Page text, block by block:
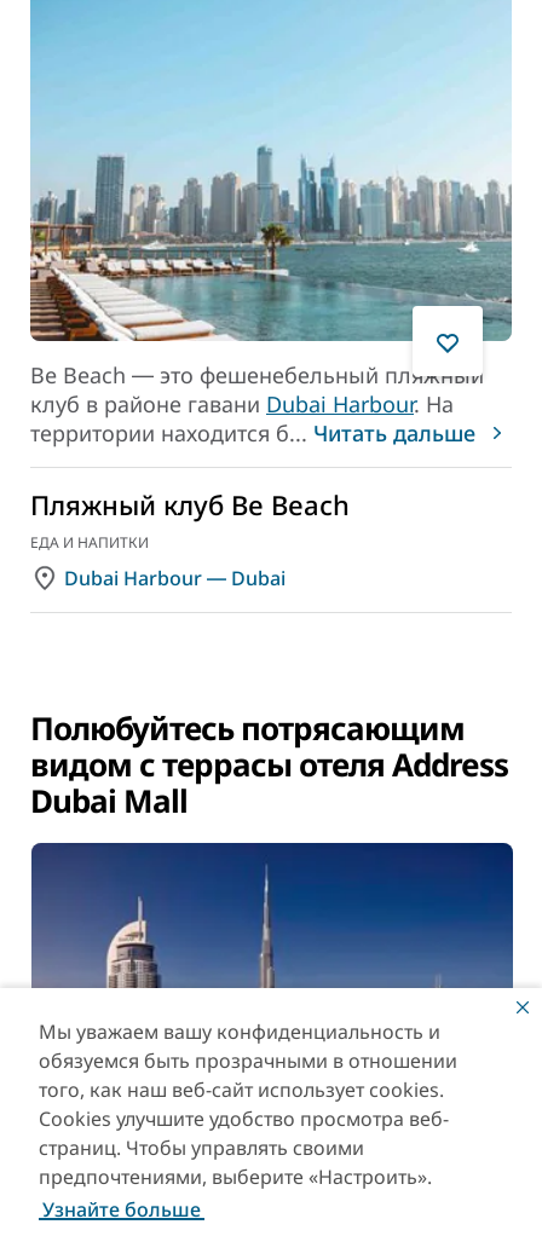
Мы уважаем вашу конфиденциальность и
обязуемся быть прозрачными в отношении
того, как наш веб-сайт использует cookies.
Cookies улучшите удобство просмотра веб-
страниц. Чтобы управлять своими
предпочтениями, выберите «Настроить».
Узнайте больше
Be Beach ― это фешенебельный пляжный
клуб в районе гавани Dubai Harbour. На
территории находится б... Читать дальше
Пляжный клуб Be Beach
ЕДА И НАПИТКИ
Dubai Harbour ― Dubai
Полюбуйтесь потрясающим
видом с террасы отеля Address
Dubai Mall